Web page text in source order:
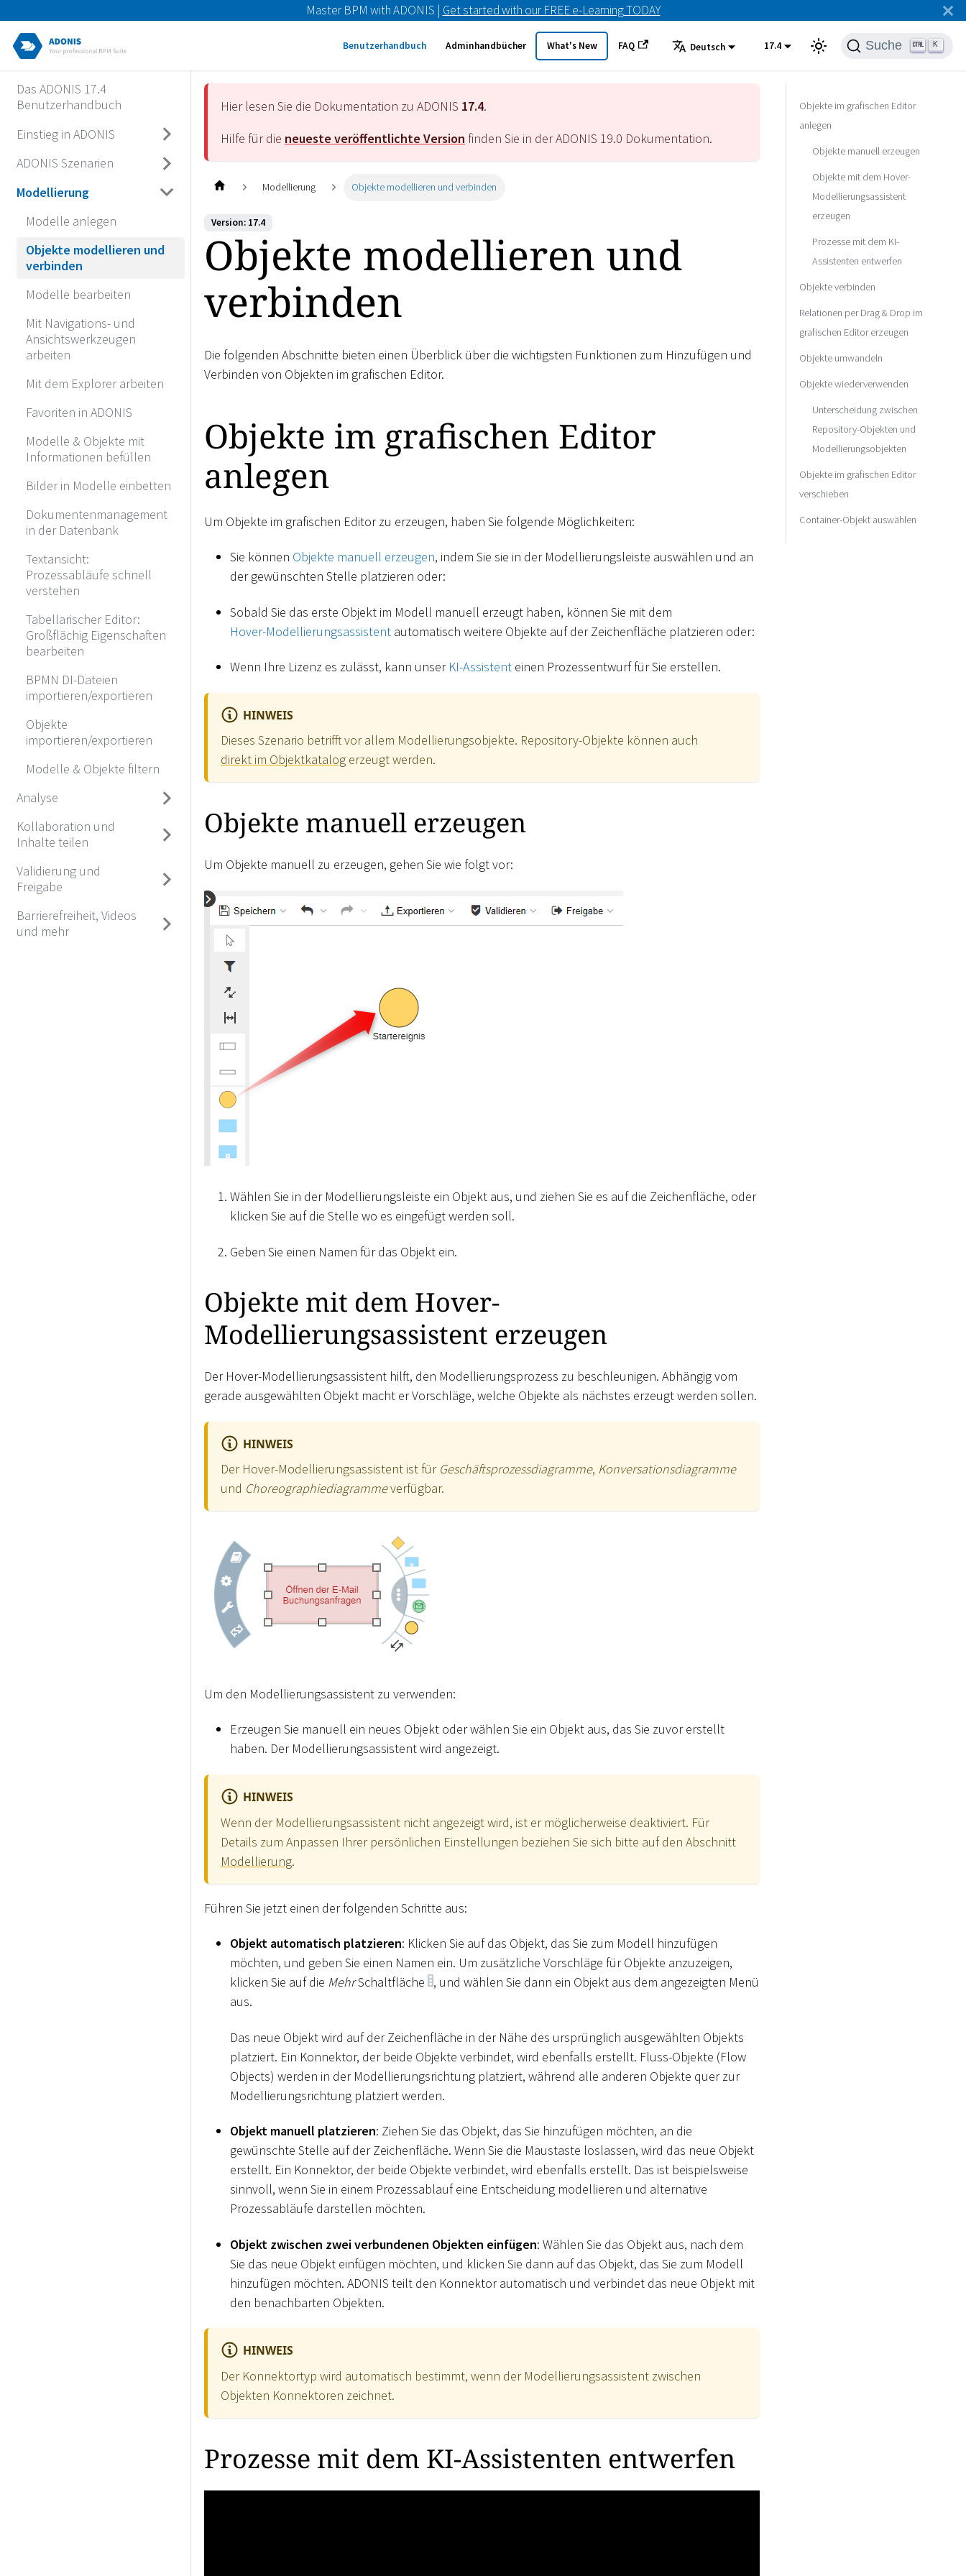
Master BPM with ADONIS | Get started with our FREE e-Learning TODAY
Benutzerhandbuch Adminhandbücher What's New FAQ Deutsch 17.4 Suche K
Das ADONIS 17.4
Benutzerhandbuch
Einstieg in ADONIS
ADONIS Szenarien
Modellierung
Modelle anlegen
Objekte modellieren und
verbinden
Modelle bearbeiten
Mit Navigations- und
Ansichtswerkzeugen
arbeiten
Mit dem Explorer arbeiten
Favoriten in ADONIS
Modelle & Objekte mit
Informationen befüllen
Bilder in Modelle einbetten
Dokumentenmanagement
in der Datenbank
Textansicht:
Prozessabläufe schnell
verstehen
Tabellarischer Editor:
Großflächig Eigenschaften
bearbeiten
BPMN DI-Dateien
importieren/exportieren
Objekte
importieren/exportieren
Modelle & Objekte filtern
Analyse
Kollaboration und
Inhalte teilen
Validierung und
Freigabe
Barrierefreiheit, Videos
und mehr
Hier lesen Sie die Dokumentation zu ADONIS 17.4.
Hilfe für die neueste veröffentlichte Version finden Sie in der ADONIS 19.0 Dokumentation.
Modellierung Objekte modellieren und verbinden
Version: 17.4
Objekte modellieren und
verbinden
Die folgenden Abschnitte bieten einen Überblick über die wichtigsten Funktionen zum Hinzufügen und
Verbinden von Objekten im grafischen Editor.
Objekte im grafischen Editor
anlegen
Um Objekte im grafischen Editor zu erzeugen, haben Sie folgende Möglichkeiten:
Sie können Objekte manuell erzeugen, indem Sie sie in der Modellierungsleiste auswählen und an
der gewünschten Stelle platzieren oder:
Sobald Sie das erste Objekt im Modell manuell erzeugt haben, können Sie mit dem
Hover-Modellierungsassistent automatisch weitere Objekte auf der Zeichenfläche platzieren oder:
Wenn Ihre Lizenz es zulässt, kann unser KI-Assistent einen Prozessentwurf für Sie erstellen.
HINWEIS
Dieses Szenario betrifft vor allem Modellierungsobjekte. Repository-Objekte können auch
direkt im Objektkatalog erzeugt werden.
Objekte manuell erzeugen
Um Objekte manuell zu erzeugen, gehen Sie wie folgt vor:
Wählen Sie in der Modellierungsleiste ein Objekt aus, und ziehen Sie es auf die Zeichenfläche, oder
klicken Sie auf die Stelle wo es eingefügt werden soll.
Geben Sie einen Namen für das Objekt ein.
Objekte mit dem Hover-
Modellierungsassistent erzeugen
Der Hover-Modellierungsassistent hilft, den Modellierungsprozess zu beschleunigen. Abhängig vom
gerade ausgewählten Objekt macht er Vorschläge, welche Objekte als nächstes erzeugt werden sollen.
HINWEIS
Der Hover-Modellierungsassistent ist für Geschäftsprozessdiagramme, Konversationsdiagramme
und Choreographiediagrammeverfügbar.
Um den Modellierungsassistent zu verwenden:
Erzeugen Sie manuell ein neues Objekt oder wählen Sie ein Objekt aus, das Sie zuvor erstellt
haben. Der Modellierungsassistent wird angezeigt.
HINWEIS
Wenn der Modellierungsassistent nicht angezeigt wird, ist er möglicherweise deaktiviert. Für
Details zum Anpassen Ihrer persönlichen Einstellungen beziehen Sie sich bitte auf den Abschnitt
Modellierung.
Führen Sie jetzt einen der folgenden Schritte aus:
Objekt automatisch platzieren: Klicken Sie auf das Objekt, das Sie zum Modell hinzufügen
möchten, und geben Sie einen Namen ein. Um zusätzliche Vorschläge für Objekte anzuzeigen,
klicken Sie auf die MehrSchaltfläche
, und wählen Sie dann ein Objekt aus dem angezeigten Menü
aus.
Das neue Objekt wird auf der Zeichenfläche in der Nähe des ursprünglich ausgewählten Objekts
platziert. Ein Konnektor, der beide Objekte verbindet, wird ebenfalls erstellt. Fluss-Objekte (Flow
Objects) werden in der Modellierungsrichtung platziert, während alle anderen Objekte quer zur
Modellierungsrichtung platziert werden.
Objekt manuell platzieren: Ziehen Sie das Objekt, das Sie hinzufügen möchten, an die
gewünschte Stelle auf der Zeichenfläche. Wenn Sie die Maustaste loslassen, wird das neue Objekt
erstellt. Ein Konnektor, der beide Objekte verbindet, wird ebenfalls erstellt. Das ist beispielsweise
sinnvoll, wenn Sie in einem Prozessablauf eine Entscheidung modellieren und alternative
Prozessabläufe darstellen möchten.
Objekt zwischen zwei verbundenen Objekten einfügen: Wählen Sie das Objekt aus, nach dem
Sie das neue Objekt einfügen möchten, und klicken Sie dann auf das Objekt, das Sie zum Modell
hinzufügen möchten. ADONIS teilt den Konnektor automatisch und verbindet das neue Objekt mit
den benachbarten Objekten.
HINWEIS
Der Konnektortyp wird automatisch bestimmt, wenn der Modellierungsassistent zwischen
Objekten Konnektoren zeichnet.
Prozesse mit dem KI-Assistenten entwerfen
Objekte im grafischen Editor
anlegen
Objekte manuell erzeugen
Objekte mit dem Hover-
Modellierungsassistent
erzeugen
Prozesse mit dem KI-
Assistenten entwerfen
Objekte verbinden
Relationen per Drag & Drop im
grafischen Editor erzeugen
Objekte umwandeln
Objekte wiederverwenden
Unterscheidung zwischen
Repository-Objekten und
Modellierungsobjekten
Objekte im grafischen Editor
verschieben
Container-Objekt auswählen